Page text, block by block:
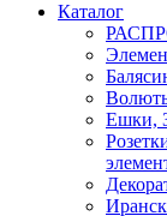
Каталог
Ешки,